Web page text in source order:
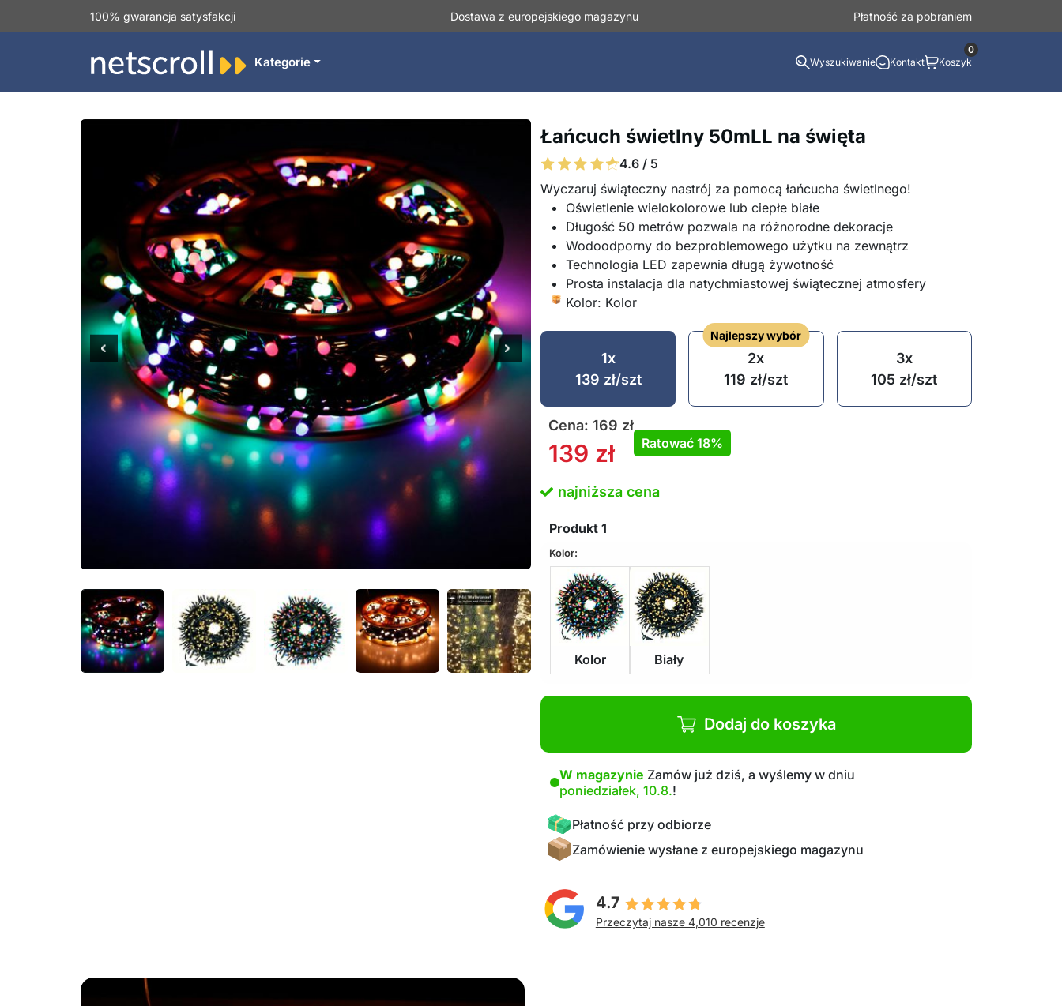
100% gwarancja satysfakcji Dostawa z europejskiego magazynu Płatność za pobraniem
Kategorie Wyszukiwanie Kontakt Koszyk
0
Łańcuch świetlny 50mLL na święta
4.6 / 5
Wyczaruj świąteczny nastrój za pomocą łańcucha świetlnego!
Oświetlenie wielokolorowe lub ciepłe białe
Długość 50 metrów pozwala na różnorodne dekoracje
Wodoodporny do bezproblemowego użytku na zewnątrz
Technologia LED zapewnia długą żywotność
Prosta instalacja dla natychmiastowej świątecznej atmosfery
Kolor: Kolor
1x
139 zł/szt
Najlepszy wybór
2x
119 zł/szt
3x
105 zł/szt
Cena:169zł
139 zł Ratować 18%
najniższa cena
Produkt1
Kolor:
Kolor Biały
Dodaj do koszyka
W magazynie Zamów już dziś, a wyślemy w dniu
poniedziałek, 10.8.!
Płatność przy odbiorze
Zamówienie wysłane z europejskiego magazynu
4.7
Przeczytaj nasze 4,010 recenzje